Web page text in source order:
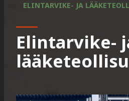
ELINTARVIKE- JA
Elintarvike-